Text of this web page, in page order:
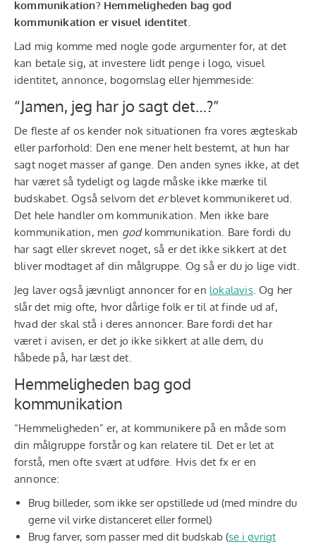
kommunikation? Hemmeligheden bag god
kommunikation er visuel identitet.
Lad mig komme med nogle gode argumenter for, at det
kan betale sig, at investere lidt penge i logo, visuel
identitet, annonce, bogomslag eller hjemmeside:
“Jamen, jeg har jo sagt det…?”
De fleste af os kender nok situationen fra vores ægteskab
eller parforhold: Den ene mener helt bestemt, at hun har
sagt noget masser af gange. Den anden synes ikke, at det
har været så tydeligt og lagde måske ikke mærke til
budskabet. Også selvom det erblevet kommunikeret ud.
Det hele handler om kommunikation. Men ikke bare
kommunikation, men godkommunikation. Bare fordi du
har sagt eller skrevet noget, så er det ikke sikkert at det
bliver modtaget af din målgruppe. Og så er du jo lige vidt.
Jeg laver også jævnligt annoncer for en lokalavis. Og her
slår det mig ofte, hvor dårlige folk er til at finde ud af,
hvad der skal stå i deres annoncer. Bare fordi det har
været i avisen, er det jo ikke sikkert at alle dem, du
håbede på, har læst det.
Hemmeligheden bag god
kommunikation
“Hemmeligheden” er, at kommunikere på en måde som
din målgruppe forstår og kan relatere til. Det er let at
forstå, men ofte svært at udføre. Hvis det fx er en
annonce:
Brug billeder, som ikke ser opstillede ud (med mindre du
gerne vil virke distanceret eller formel)
Brug farver, som passer med dit budskab (se i øvrigt